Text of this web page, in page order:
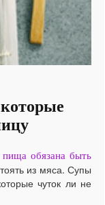
пища обязана быть
из мяса. Супы
чуток ли не